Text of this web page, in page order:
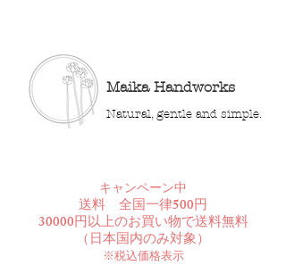
Maika Handworks
Natural, gentle and simple.
​キャンペーン中
送料 全国一律500円
30000円以上のお買い物で送料無料
​（日本国内のみ対象）
※税込価格表示